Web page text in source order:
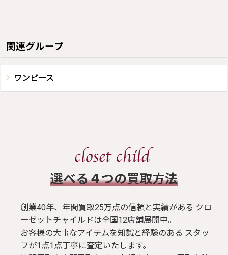
関連グループ
ワンピース
​選べる４つの買取方法
創業40年、年間買取25万点の信頼と実績がある クロ
ーゼットチャイルドは全国12店舗展開中。
お客様の大事なアイテムを知識と経験のある スタッ
フが1点1点丁寧に査定いたします。